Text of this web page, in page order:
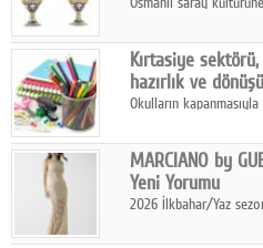
Ağustos'ta Arthill
koleksiyonerlerle
Kırtasiye
hazırlık ve
Okulların
sanat ve eğitici
geçiriyor.
MARCIANO by
Yeni Yorumu
2026 İlkbahar/Yaz